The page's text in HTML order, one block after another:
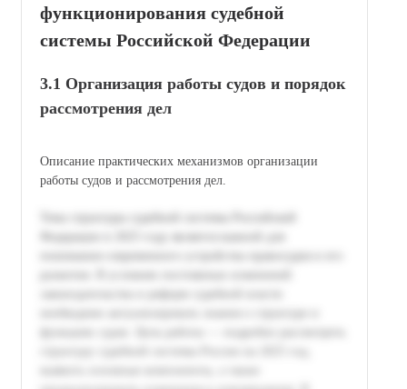
функционирования судебной
системы Российской Федерации
3.1 Организация работы судов и порядок
рассмотрения дел
Описание практических механизмов организации
работы судов и рассмотрения дел.